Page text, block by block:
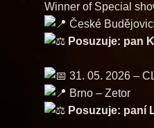
Winner of Special
České
Posuzuje: pan
31. 05. 2026 –
Brno – Zetor
Posuzuje: paní